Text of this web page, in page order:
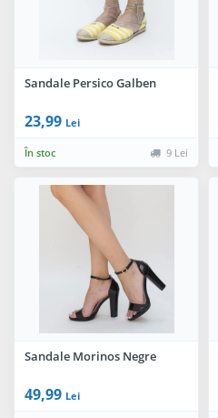
Sandale Persico Galben
23,99 Lei
În stoc 9 Lei
Sandale Morinos Negre
49,99 Lei